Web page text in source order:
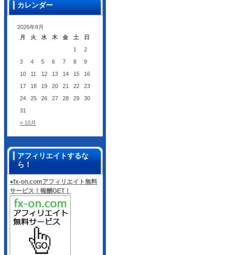
カレンダー
2026年8月
月
火 水 木 金 土 日
« 10月
1
2
3
4 5 6 7 8
9
10
11 12 13 14 15
16
17
18 19 20 21 22
23
24
25 26 27 28 29
30
31
アフィリエイトするな
ら！
●fx-on.comアフィリエイト無料
サービス！報酬GET！